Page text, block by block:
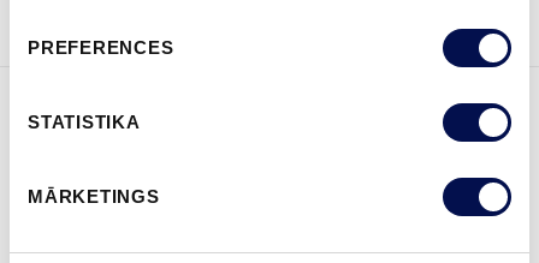
PREFERENCES
STATISTIKA
MĀRKETINGS